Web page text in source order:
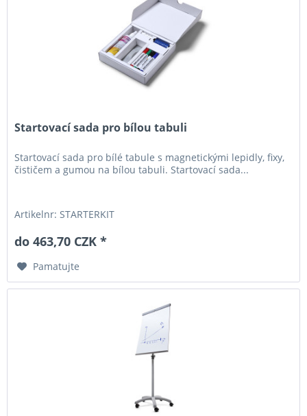
Startovací sada pro bílou tabuli
Startovací sada pro bílé tabule s magnetickými lepidly, fixy,
čističem a gumou na bílou tabuli. Startovací sada...
Artikelnr: STARTERKIT
do 463,70 CZK *
Pamatujte